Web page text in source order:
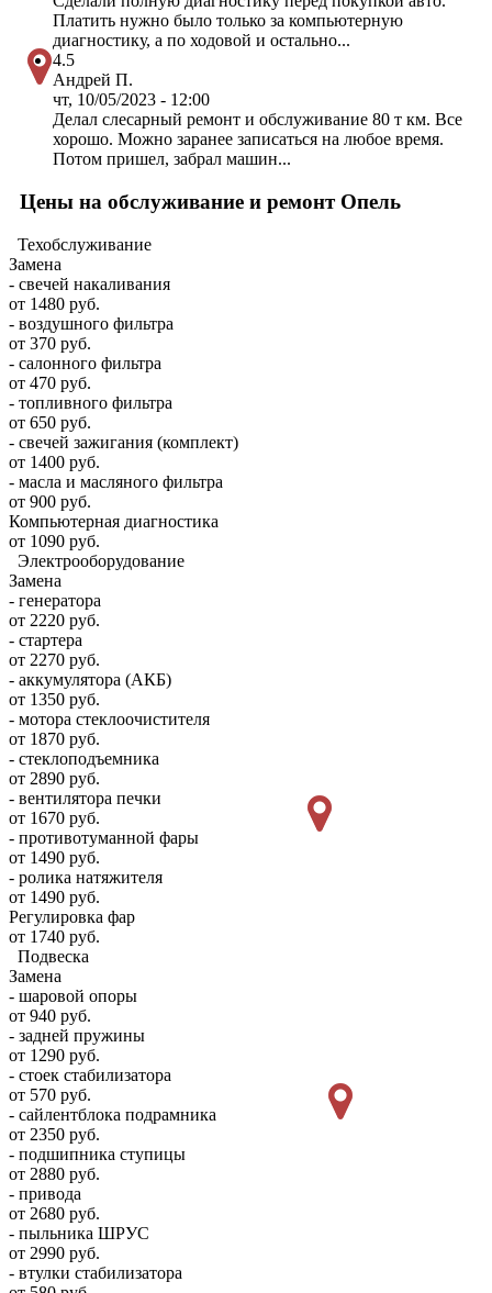
Платить нужно было только за компьютерную
диагностику, а по ходовой и остально...
4.5
Андрей П.
чт, 10/05/2023 - 12:00
Делал слесарный ремонт и обслуживание 80 т км. Все
хорошо. Можно заранее записаться на любое время.
Потом пришел, забрал машин...
Цены на обслуживание и ремонт Опель
Техобслуживание
Замена
- свечей накаливания
от 1480 руб.
- воздушного фильтра
от 370 руб.
- салонного фильтра
от 470 руб.
- топливного фильтра
от 650 руб.
- свечей зажигания (комплект)
от 1400 руб.
- масла и масляного фильтра
от 900 руб.
Компьютерная диагностика
от 1090 руб.
Электрооборудование
Замена
- генератора
от 2220 руб.
- стартера
от 2270 руб.
- аккумулятора (АКБ)
от 1350 руб.
- мотора стеклоочистителя
от 1870 руб.
- стеклоподъемника
от 2890 руб.
- вентилятора печки
от 1670 руб.
- противотуманной фары
от 1490 руб.
- ролика натяжителя
от 1490 руб.
Регулировка фар
от 1740 руб.
Подвеска
Замена
- шаровой опоры
от 940 руб.
- задней пружины
от 1290 руб.
- стоек стабилизатора
от 570 руб.
- сайлентблока подрамника
от 2350 руб.
- подшипника ступицы
от 2880 руб.
- привода
от 2680 руб.
- пыльника ШРУС
от 2990 руб.
- втулки стабилизатора